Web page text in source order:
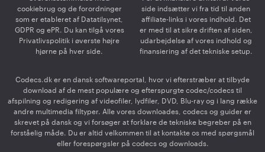
cookiebrug og de forordninger
som er etableret af Datatilsynet,
GDPR og ePR. Du kan tilgå vores
Privatlivspolitik i øverste højre
hjørne på hver side.
side indsætter vi fra tid til anden
affiliate-links i vores indhold. Det
er med til at sikre driften af siden,
udarbejdelse af vores indhold og
finansiering af det tekniske setup.
Codecs.dk er en dansk softwareportal, hvor vi efterstræber at tilbyde
download af de mest populære og efterspurgte codec/codecs til
afspilning og redigering af videofiler, lydfiler, DVD, Blu-ray og i lang række
andre multimedia filtyper. Alle vores downloades, codecs og guider er
skrevet på dansk og vi forsøger at forklare de tekniske begreber på en
forståelig måde. Du er altid velkommen til at kontakte os med spørgsmål
eller forespørgsler på codecs og downloads.